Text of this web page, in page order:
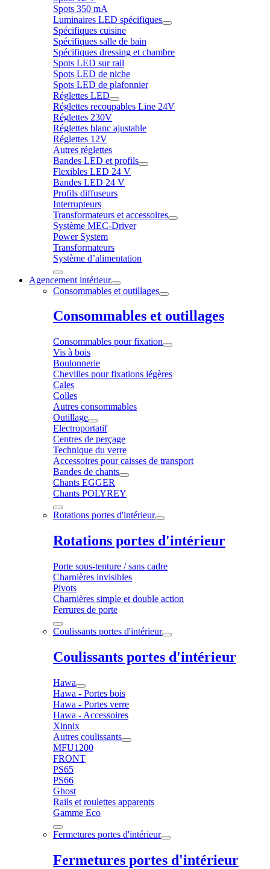
Spots 350 mA
Luminaires LED spécifiques
Spécifiques cuisine
Spécifiques salle de bain
Spécifiques dressing et chambre
Spots LED sur rail
Spots LED de niche
Spots LED de plafonnier
Réglettes LED
Réglettes recoupables Line 24V
Réglettes 230V
Réglettes blanc ajustable
Réglettes 12V
Autres réglettes
Bandes LED et profils
Flexibles LED 24 V
Bandes LED 24 V
Profils diffuseurs
Interrupteurs
Transformateurs et accessoires
Système MEC-Driver
Power System
Transformateurs
Système d’alimentation
Agencement intérieur
Consommables et outillages
Consommables et outillages
Consommables pour fixation
Vis à bois
Boulonnerie
Chevilles pour fixations légères
Cales
Colles
Autres consommables
Outillage
Electroportatif
Centres de perçage
Technique du verre
Accessoires pour caisses de transport
Bandes de chants
Chants EGGER
Chants POLYREY
Rotations portes d'intérieur
Rotations portes d'intérieur
Porte sous-tenture / sans cadre
Charnières invisibles
Pivots
Charnières simple et double action
Ferrures de porte
Coulissants portes d'intérieur
Coulissants portes d'intérieur
Hawa
Hawa - Portes bois
Hawa - Portes verre
Hawa - Accessoires
Xinnix
Autres coulissants
MFU1200
FRONT
PS65
PS66
Ghost
Rails et roulettes apparents
Gamme Eco
Fermetures portes d'intérieur
Fermetures portes d'intérieur